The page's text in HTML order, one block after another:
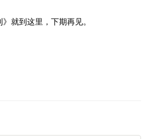
就到这里，下期再见。